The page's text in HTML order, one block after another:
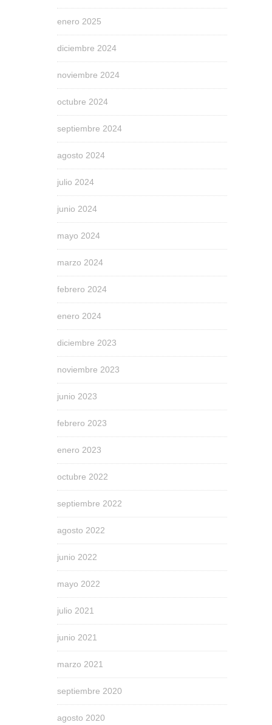
enero 2025
diciembre 2024
noviembre 2024
octubre 2024
septiembre 2024
agosto 2024
julio 2024
junio 2024
mayo 2024
marzo 2024
febrero 2024
enero 2024
diciembre 2023
noviembre 2023
junio 2023
febrero 2023
enero 2023
octubre 2022
septiembre 2022
agosto 2022
junio 2022
mayo 2022
julio 2021
junio 2021
marzo 2021
septiembre 2020
agosto 2020